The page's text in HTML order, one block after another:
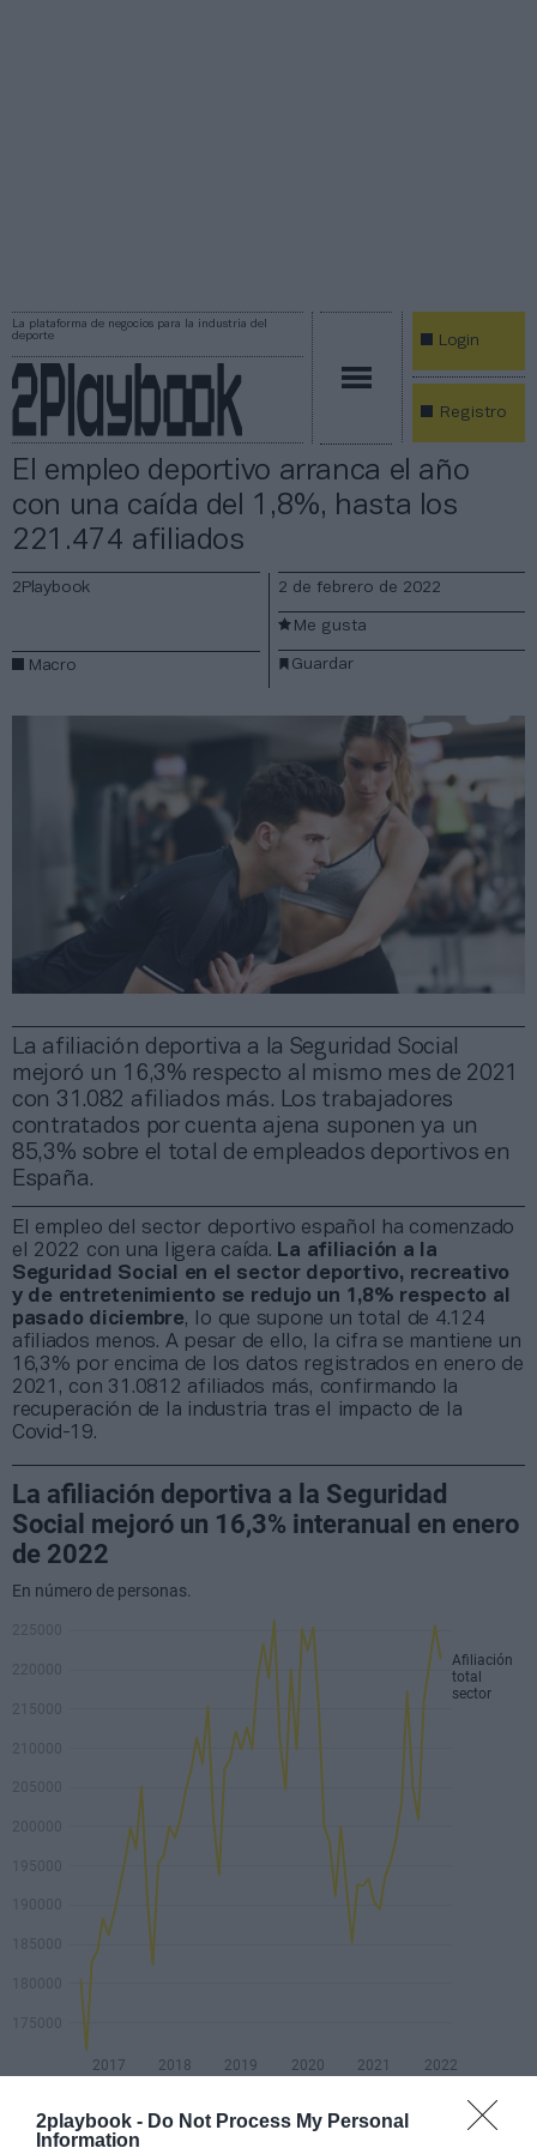
2playbook - Do Not Process My Personal
Information
La plataforma de negocios para la industria del
deporte
Login
Registro
El empleo deportivo arranca el año
con una caída del 1,8%, hasta los
221.474 afiliados
La afiliación deportiva a la Seguridad Social
mejoró un 16,3% respecto al mismo mes de 2021
con 31.082 afiliados más. Los trabajadores
contratados por cuenta ajena suponen ya un
85,3% sobre el total de empleados deportivos en
España.
2Playbook
Macro
2 de febrero de 2022
Guardar
Me gusta
El empleo del sector deportivo español ha comenzado
el 2022 con una ligera caída. La afiliación a la
Seguridad Social en el sector deportivo, recreativo
y de entretenimiento se redujo un 1,8% respecto al
pasado diciembre, lo que supone un total de 4.124
afiliados menos. A pesar de ello, la cifra se mantiene un
16,3% por encima de los datos registrados en enero de
2021, con 31.0812 afiliados más, confirmando la
recuperación de la industria tras el impacto de la
Covid-19.